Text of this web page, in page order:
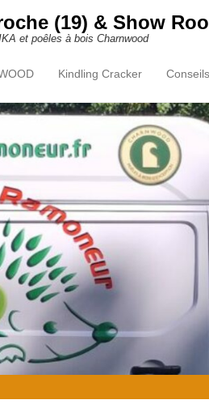
(19) & Show
et poêles à bois Charnwood
Kindling Cracker Conseils